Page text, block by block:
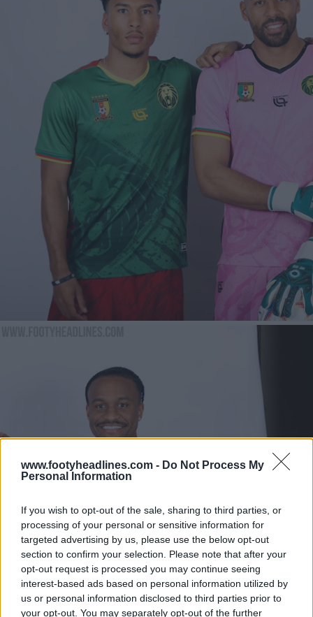
www.footyheadlines.com - Do Not Process My
Personal Information
If you wish to opt-out of the sale, sharing to third parties, or
processing of your personal or sensitive information for
targeted advertising by us, please use the below opt-out
section to confirm your selection. Please note that after your
opt-out request is processed you may continue seeing
interest-based ads based on personal information utilized by
us or personal information disclosed to third parties prior to
your opt-out. You may separately opt-out of the further